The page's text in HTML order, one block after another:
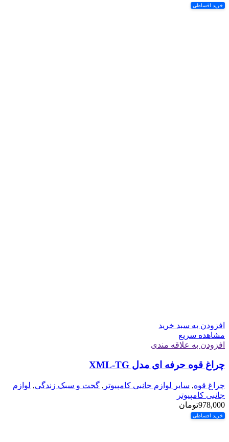
خرید اقساطی
افزودن به سبد خرید
مشاهده سریع
افزودن به علاقه مندی
چراغ قوه حرفه ای مدل XML-TG
چراغ قوه, سایر لوازم جانبی کامپیوتر , گجت و سبک زندگی, لوازم
جانبی کامپیوتر
978,000تومان
خرید اقساطی